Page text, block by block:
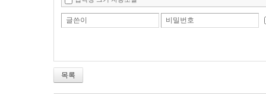
글쓴이 비밀번호
목록